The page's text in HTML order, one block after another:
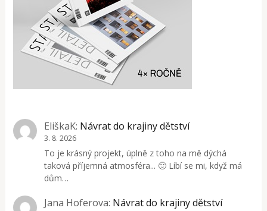
EliškaK: Návrat do krajiny dětství
3. 8. 2026
To je krásný projekt, úplně z toho na mě dýchá
taková příjemná atmosféra... 🙂 Líbí se mi, když má
dům…
Jana Hoferova: Návrat do krajiny dětství